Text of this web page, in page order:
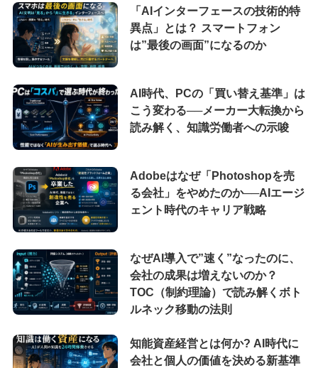
「AIインターフェースの技術的特
異点」とは？ スマートフォン
は”最後の画面”になるのか
AI時代、PCの「買い替え基準」は
こう変わる──メーカー大転換から
読み解く、知識労働者への示唆
Adobeはなぜ「Photoshopを売
る会社」をやめたのか──AIエージ
ェント時代のキャリア戦略
なぜAI導入で”速く”なったのに、
会社の成果は増えないのか？
TOC（制約理論）で読み解くボト
ルネック移動の法則
知能資産経営とは何か? AI時代に
会社と個人の価値を決める新基準